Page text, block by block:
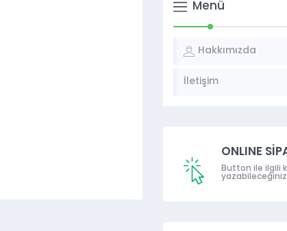
Menü
Hakkımızda
İletişim
ONLINE
Button ile ilgili